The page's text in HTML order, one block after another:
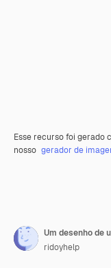
Esse recurso foi gerado
nosso gerador de
Um desenho de
ridoyhelp